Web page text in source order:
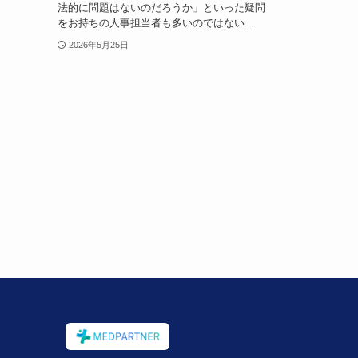
法的に問題はないのだろうか」といった疑問
をお持ちの人事担当者も多いのではない...
2026年5月25日